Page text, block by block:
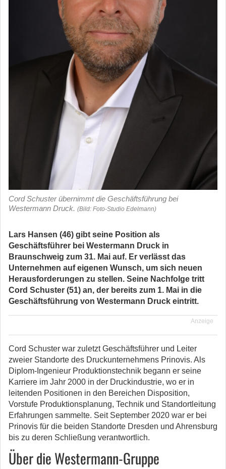
Cord Schuster übernimmt die Geschäftsführung bei
Westermann Druck. (Bild: Foto-Studio Edelmann)
Lars Hansen (46) gibt seine Position als
Geschäftsführer bei Westermann Druck in
Braunschweig zum 31. Mai auf. Er verlässt das
Unternehmen auf eigenen Wunsch, um sich neuen
Herausforderungen zu stellen. Seine Nachfolge tritt
Cord Schuster (51) an, der bereits zum 1. Mai in die
Geschäftsführung von Westermann Druck eintritt.
Anzeige
Cord Schuster war zuletzt Geschäftsführer und Leiter
zweier Standorte des Druckunternehmens Prinovis. Als
Diplom-Ingenieur Produktionstechnik begann er seine
Karriere im Jahr 2000 in der Druckindustrie, wo er in
leitenden Positionen in den Bereichen Disposition,
Vorstufe Produktionsplanung, Technik und Standortleitung
Erfahrungen sammelte. Seit September 2020 war er bei
Prinovis für die beiden Standorte Dresden und Ahrensburg
bis zu deren Schließung verantwortlich.
Über die Westermann-Gruppe